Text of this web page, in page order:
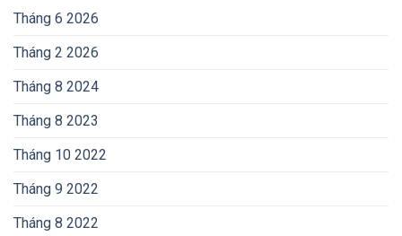
Tháng 6 2026
Tháng 2 2026
Tháng 8 2024
Tháng 8 2023
Tháng 10 2022
Tháng 9 2022
Tháng 8 2022